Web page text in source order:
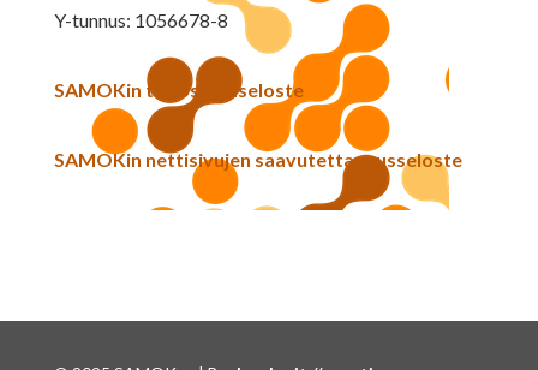
Y-tunnus: 1056678-8
SAMOKin tietosuojaseloste
SAMOKin nettisivujen saavutettavuusseloste